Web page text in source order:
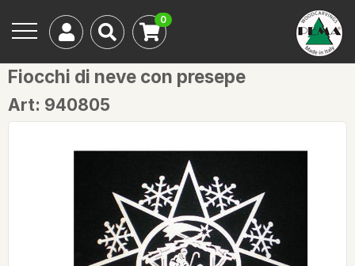
0
Fiocchi di neve con presepe
Art: 940805